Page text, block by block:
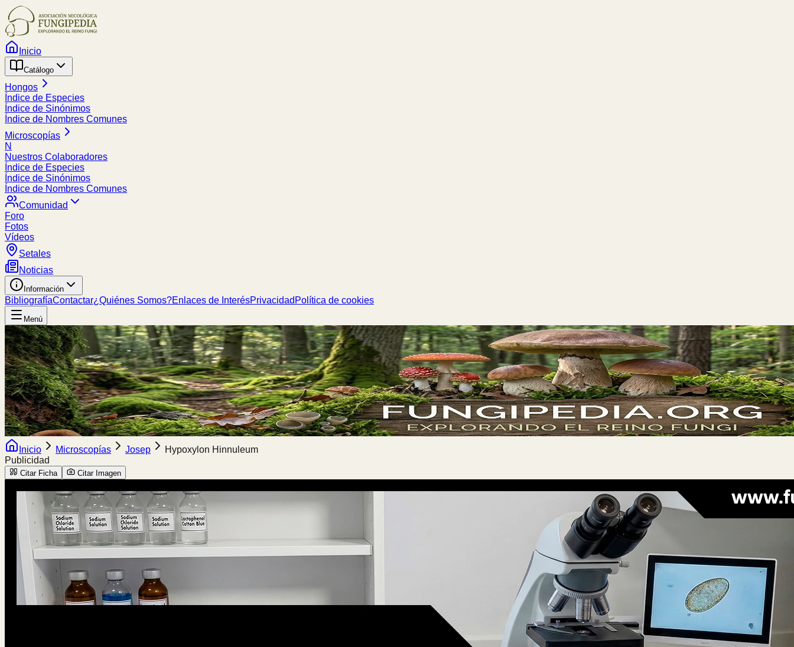
Inicio
Catálogo
Hongos
Índice de Especies
Índice de Sinónimos
Índice de Nombres Comunes
Microscopías
N
Nuestros Colaboradores
Índice de Especies
Índice de Sinónimos
Índice de Nombres Comunes
Comunidad
Foro
Fotos
Vídeos
Setales
Noticias
Información
BibliografíaContactar¿Quiénes Somos?Enlaces de InterésPrivacidad Política de cookies
Menú
Inicio Microscopías Josep
Hypoxylon Hinnuleum
Publicidad
Citar Ficha Citar Imagen